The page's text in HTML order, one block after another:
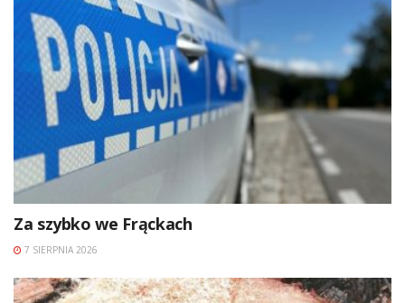
Za szybko we Frąckach
7 SIERPNIA 2026